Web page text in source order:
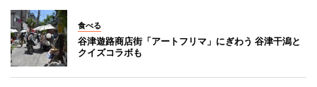
食べる
谷津遊路商店街「アートフリマ」にぎわう 谷津干潟と
クイズコラボも